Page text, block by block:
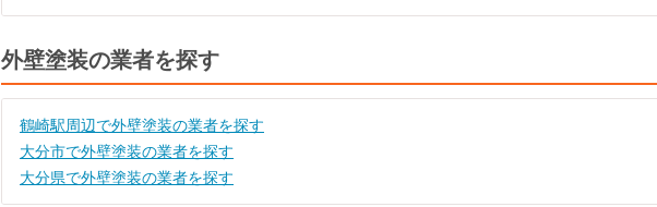
外壁塗装の業者を探す
鶴崎駅周辺で外壁塗装の業者を探す
大分市で外壁塗装の業者を探す
大分県で外壁塗装の業者を探す